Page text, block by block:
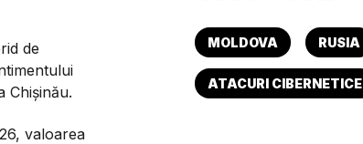
de
Chișinău.
valoarea
MOLDOVA RUSIA
ATACURI CIBERNETICE